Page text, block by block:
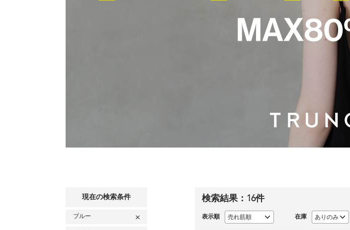
現在の検索条件
ブルー
検索結果： 16件
表示順 在庫